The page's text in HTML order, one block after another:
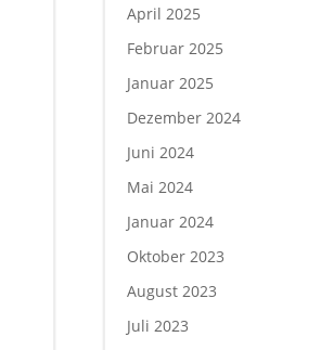
April 2025
Februar 2025
Januar 2025
Dezember 2024
Juni 2024
Mai 2024
Januar 2024
Oktober 2023
August 2023
Juli 2023